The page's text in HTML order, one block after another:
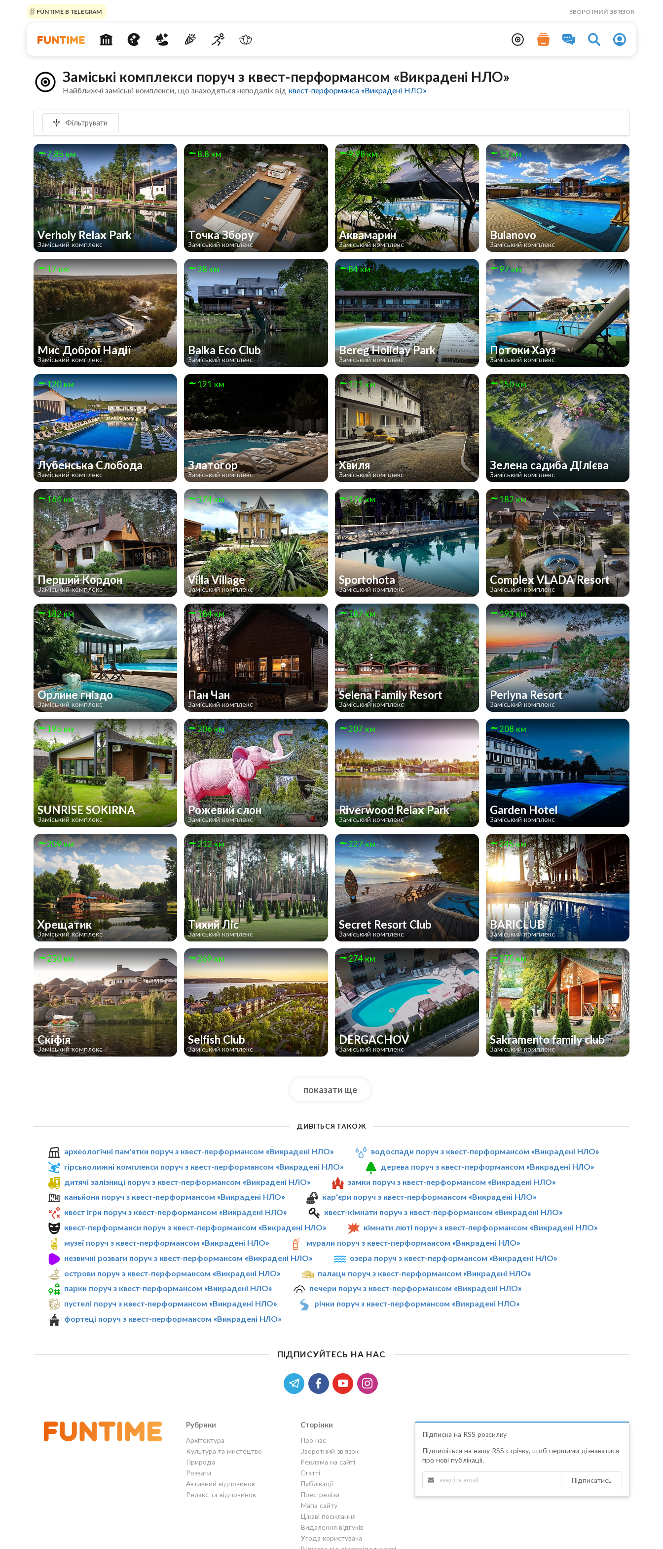
FUNTIME В TELEGRAM ЗВОРОТНИЙ ЗВ'ЯЗОК
Заміські комплекси поруч з квест-перформансом «Викрадені НЛО»
Найближчі заміські комплекси, що знаходяться неподалік відквест-перформанса «Викрадені НЛО»
Фільтрувати
7.85 км
Verholy Relax Park
Заміський комплекс
8.8 км
Точка Збору
Заміський комплекс
9.98 км
Аквамарин
Заміський комплекс
13 км
Bulanovo
Заміський комплекс
17 км
Мис Доброї Надії
Заміський комплекс
38 км
Balka Eco Club
Заміський комплекс
84 км
Bereg Holiday Park
Заміський комплекс
97 км
Потоки Хауз
Заміський комплекс
120 км
Лубенська Слобода
Заміський комплекс
121 км
Златогор
Заміський комплекс
121 км
Хвиля
Заміський комплекс
150 км
Зелена садиба Ділієва
Заміський комплекс
164 км
Перший Кордон
Заміський комплекс
174 км
Villa Village
Заміський комплекс
176 км
Sportohota
Заміський комплекс
182 км
Complex VLADA Resort
Заміський комплекс
182 км
Орлине гніздо
Заміський комплекс
184 км
Пан Чан
Заміський комплекс
187 км
Selena Family Resort
Заміський комплекс
193 км
Perlyna Resort
Заміський комплекс
195 км
SUNRISE SOKIRNA
Заміський комплекс
206 км
Рожевий слон
Заміський комплекс
207 км
Riverwood Relax Park
Заміський комплекс
208 км
Garden Hotel
Заміський комплекс
209 км
Хрещатик
Заміський комплекс
212 км
Тихий Ліс
Заміський комплекс
227 км
Secret Resort Club
Заміський комплекс
245 км
BARICLUB
Заміський комплекс
250 км
Скіфія
Заміський комплекс
269 км
Selfish Club
Заміський комплекс
274 км
DERGACHOV
Заміський комплекс
275 км
Sakramento family club
Заміський комплекс
показати ще
ДИВІТЬСЯ ТАКОЖ
археологічні пам'ятки поруч з квест-перформансом «Викрадені НЛО»
водоспади поруч з квест-перформансом «Викрадені НЛО»
гірськолижні комплекси поруч з квест-перформансом «Викрадені НЛО»
дерева поруч з квест-перформансом «Викрадені НЛО»
дитячі залізниці поруч з квест-перформансом «Викрадені НЛО»
замки поруч з квест-перформансом «Викрадені НЛО»
каньйони поруч з квест-перформансом «Викрадені НЛО»
кар'єри поруч з квест-перформансом «Викрадені НЛО»
квест ігри поруч з квест-перформансом «Викрадені НЛО»
квест-кімнати поруч з квест-перформансом «Викрадені НЛО»
квест-перформанси поруч з квест-перформансом «Викрадені НЛО»
кімнати люті поруч з квест-перформансом «Викрадені НЛО»
музеї поруч з квест-перформансом «Викрадені НЛО»
мурали поруч з квест-перформансом «Викрадені НЛО»
незвичні розваги поруч з квест-перформансом «Викрадені НЛО»
озера поруч з квест-перформансом «Викрадені НЛО»
острови поруч з квест-перформансом «Викрадені НЛО»
палаци поруч з квест-перформансом «Викрадені НЛО»
парки поруч з квест-перформансом «Викрадені НЛО»
печери поруч з квест-перформансом «Викрадені НЛО»
пустелі поруч з квест-перформансом «Викрадені НЛО»
річки поруч з квест-перформансом «Викрадені НЛО»
фортеці поруч з квест-перформансом «Викрадені НЛО»
ПІДПИСУЙТЕСЬ НА НАС
Рубрики
Архітектура
Культура та мистецтво
Природа
Розваги
Активний відпочинок
Релакс та відпочинок
Сторінки
Про нас
Зворотний зв'язок
Реклама на сайті
Статті
Публікації
Прес-релізи
Мапа сайту
Цікаві посилання
Видалення відгуків
Угода користувача
Підписка на RSS розсилку
Підпишіться на нашу RSS стрічку, щоб першими дізнаватися
про нові публікації.
Підписатись